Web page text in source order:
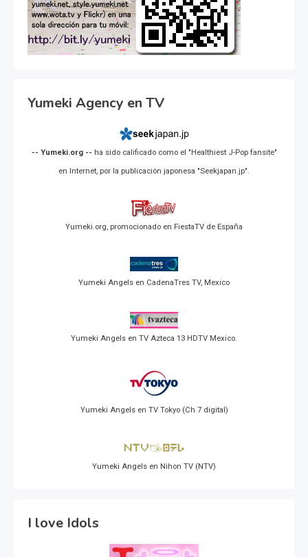
Yumeki Agency en TV
-- Yumeki.org -- ha sido calificado como el "Healthiest J-Pop fansite"
en Internet, por la publicación japonesa "Seekjapan.jp".
Yumeki.org, promocionado en FiestaTV de España
Yumeki Angels en CadenaTres TV, Mexico
Yumeki Angels en TV Azteca 13 HDTV Mexico.
Yumeki Angels en TV Tokyo (Ch 7 digital)
Yumeki Angels en Nihon TV (NTV)
I love Idols